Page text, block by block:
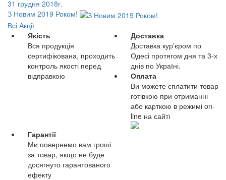
31 грудня 2018г.
З Новим 2019 Роком!
Всі Акції
Якість
Вся продукція
сертифікована, проходить
контроль якості перед
відправкою
Доставка
Доставка кур'єром по
Одесі протягом дня та 3-х
днів по Україні.
Оплата
Ви можете сплатити товар
готівкою при отриманні
або карткою в режимі on-
line на сайті
Гарантії
Ми повернемо вам гроші
за товар, якщо не буде
досягнуто гарантованого
ефекту